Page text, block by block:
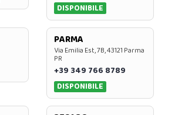
DISPONIBILE
PARMA
Via Emilia Est, 7B, 43121 Parma
PR
+39 349 766 8789
DISPONIBILE